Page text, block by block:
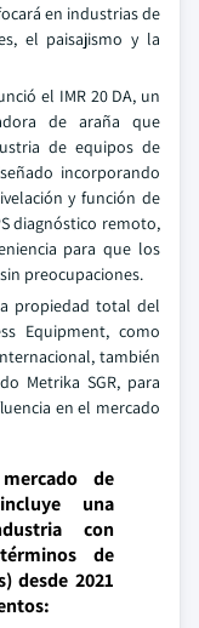
en industrias de
el paisajismo y la
el IMR 20 DA, un
de araña que
de equipos de
incorporando
y función de
diagnóstico remoto,
para que los
preocupaciones.
propiedad total del
Equipment, como
también
Metrika SGR, para
en el mercado
de
una
con
de
desde 2021